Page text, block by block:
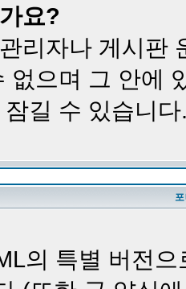
요?
리자나 게시판
없으며 그 안에
길 수 있습니다
의 특별 버전